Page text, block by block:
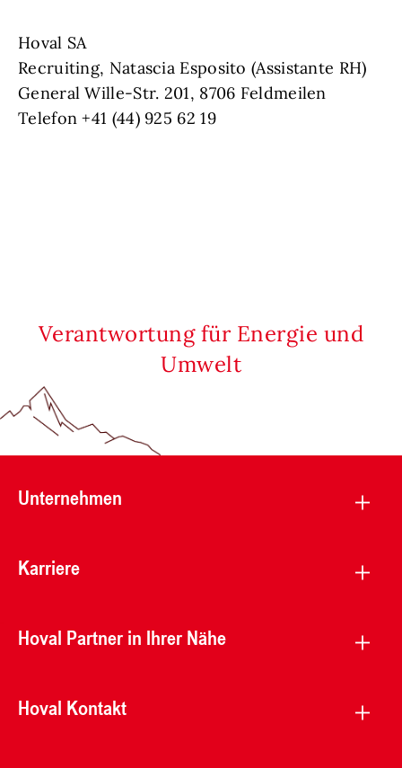
Hoval SA
Recruiting, Natascia Esposito (Assistante RH)
General Wille-Str. 201, 8706 Feldmeilen
Telefon +41 (44) 925 62 19
Verantwortung für Energie und
Umwelt
Unternehmen
Karriere
Hoval Partner in Ihrer Nähe
Hoval Kontakt